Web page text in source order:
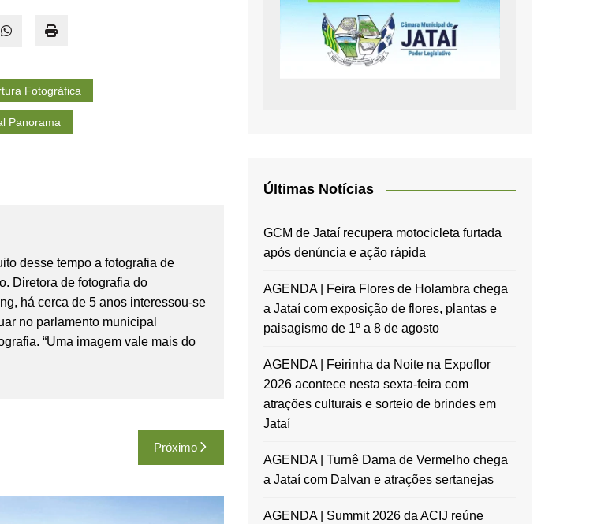
Fotográfica
Panorama
desse tempo a fotografia de
Diretora de fotografia do
há cerca de 5 anos interessou-se
no parlamento municipal
“Uma imagem vale mais do
Próximo
Últimas Notícias
GCM de Jataí recupera motocicleta furtada
após denúncia e ação rápida
AGENDA | Feira Flores de Holambra chega
a Jataí com exposição de flores, plantas e
paisagismo de 1º a 8 de agosto
AGENDA | Feirinha da Noite na Expoflor
2026 acontece nesta sexta-feira com
atrações culturais e sorteio de brindes em
Jataí
AGENDA | Turnê Dama de Vermelho chega
a Jataí com Dalvan e atrações sertanejas
AGENDA | Summit 2026 da ACIJ reúne